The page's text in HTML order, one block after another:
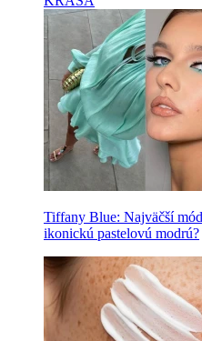
Tiffany Blue: Najväčší
ikonickú pastelovú modrú?